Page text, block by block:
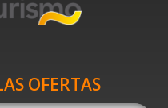
OFERTAS